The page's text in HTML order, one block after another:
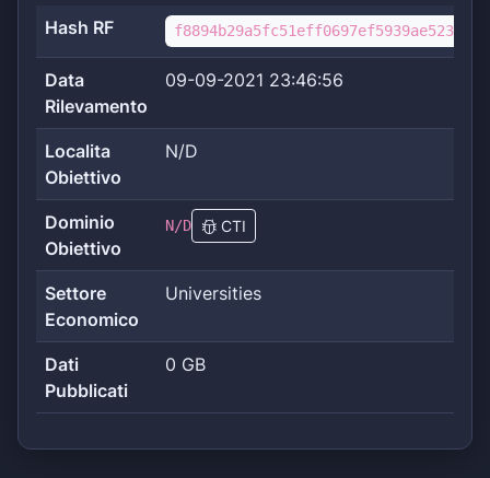
Hash RF
Data
Rilevamento
09-09-2021 23:46:56
Localita
Obiettivo
N/D
Dominio
Obiettivo
N/D CTI
Settore
Economico
Universities
Dati
Pubblicati
0 GB